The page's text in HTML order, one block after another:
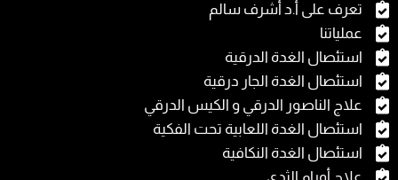
تعرف على أ.د أشرف سالم
عملياتنا
استئصال الغدة الدرقية
استئصال الغدة الجار درقية
علاج الناصور الدرقي و الكيس الدرقي
استئصال الغدة اللعابية تحت الفكية
استئصال الغدة النكافية